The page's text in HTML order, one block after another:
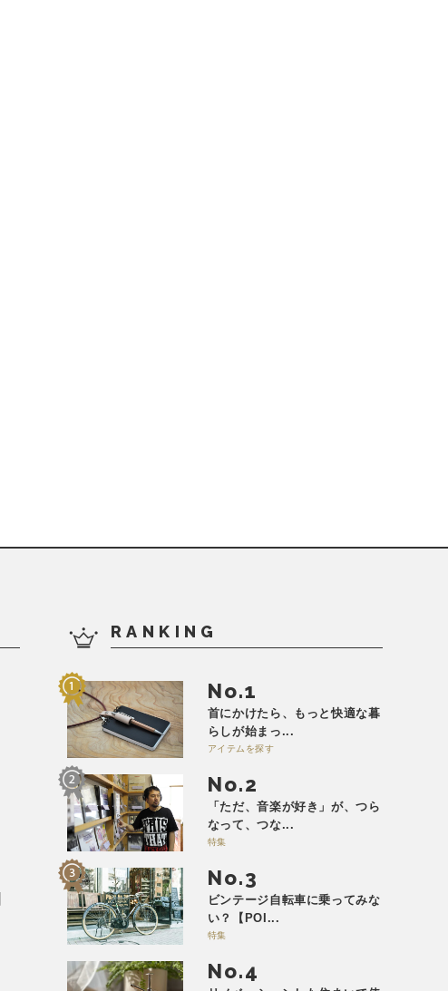
RANKING
No.
首にかけたら、もっと快適な暮
らしが始まっ...
アイテムを探す
No.
「ただ、音楽が好き」が、つら
なって、つな...
特集
No.
ビンテージ自転車に乗ってみな
い？【POI...
特集
No.